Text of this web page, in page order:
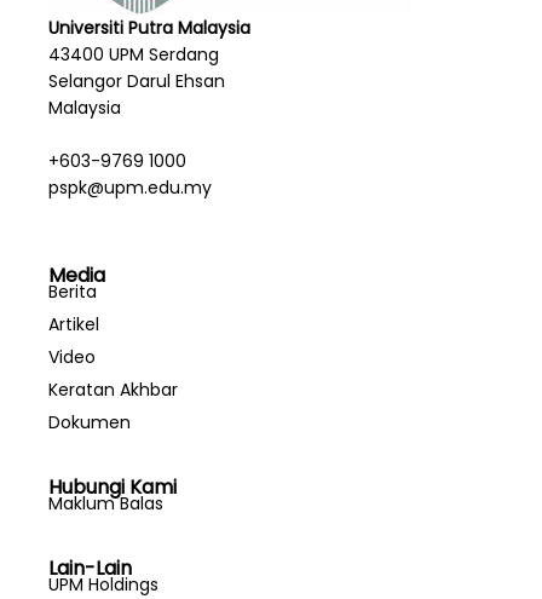
Universiti Putra Malaysia
43400 UPM Serdang
Selangor Darul Ehsan
Malaysia
+603-9769 1000
pspk@upm.edu.my
Media
Berita
Artikel
Video
Keratan Akhbar
Dokumen
Hubungi Kami
Maklum Balas
Lain-Lain
UPM Holdings